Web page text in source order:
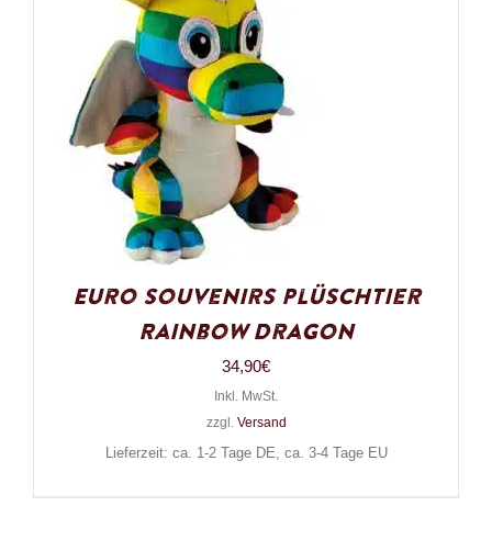
Euro Souvenirs Plüschtier
Rainbow Dragon
34,90€
Inkl. MwSt.
zzgl. Versand
Lieferzeit: ca. 1-2 Tage DE, ca. 3-4 Tage EU